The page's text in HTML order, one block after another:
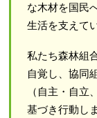
な木材を国民
生活を支えて
私たち森林組
自覚し、協同
（自主・自立
基づき行動し